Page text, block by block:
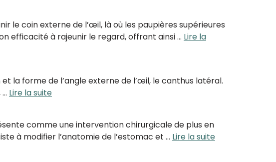
le coin externe de l’œil, là où les paupières supérieures
efficacité à rajeunir le regard, offrant ainsi … Lire la
la forme de l’angle externe de l’œil, le canthus latéral.
Lire la suite
comme une intervention chirurgicale de plus en
à modifier l’anatomie de l’estomac et … Lire la suite